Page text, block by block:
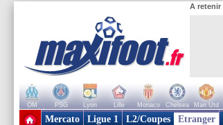
A retenir
OM PSG Lyon Lille Monaco Chelsea Man Utd
+ de clubs
Mercato Ligue 1 L2/Coupes Etranger